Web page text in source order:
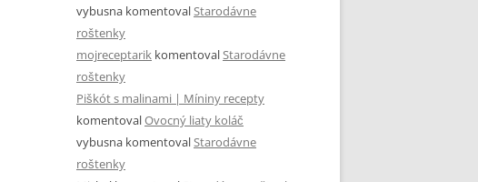
vybusna komentovalStarodávne
roštenky
mojreceptarik komentovalStarodávne
roštenky
Piškót s malinami | Míniny recepty
komentovalOvocný liaty koláč
vybusna komentovalStarodávne
roštenky